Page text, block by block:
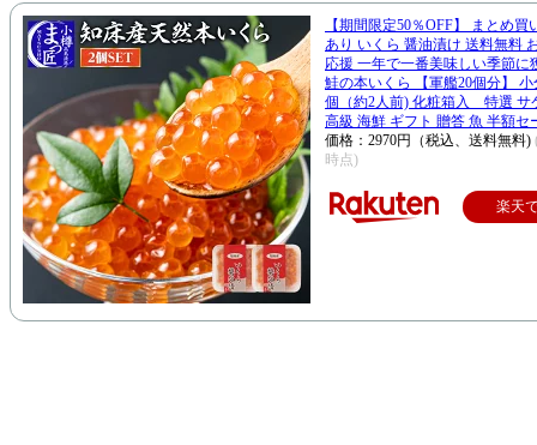
【期間限定50％OFF】 まとめ買
あり いくら 醤油漬け 送料無料
応援 一年で一番美味しい季節に
鮭の本いくら 【軍艦20個分】 小
個（約2人前) 化粧箱入 特選 サ
高級 海鮮 ギフト 贈答 魚 半額
価格：2970円（税込、送料無料)
時点)
楽天